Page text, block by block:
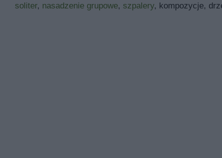
soliter, nasadzenie grupowe, szpalery, kompozycje,